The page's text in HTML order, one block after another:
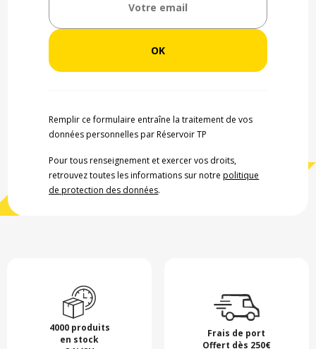
Remplir ce formulaire entraîne la traitement de vos
données personnelles par Réservoir TP
Pour tous renseignement et exercer vos droits,
retrouvez toutes les informations sur notrepolitique
de protection des données.
4000 produits
en stock
Frais de port
Offert dès 250€